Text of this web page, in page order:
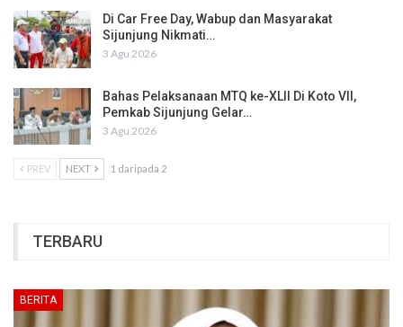
Di Car Free Day, Wabup dan Masyarakat
Sijunjung Nikmati…
3 Agu 2026
Bahas Pelaksanaan MTQ ke-XLII Di Koto VII,
Pemkab Sijunjung Gelar…
3 Agu 2026
PREV NEXT 1 daripada 2
TERBARU
BERITA